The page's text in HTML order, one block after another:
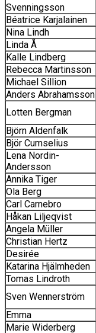
Svenningsson
Béatrice Karjalainen
Nina Lindh
Linda Å
Kalle Lindberg
Rebecca Martinsson
Michael Sillion
Anders Abrahamsson
Lotten Bergman
Björn Aldenfalk
Björ Cumselius
Lena Nordin-
Andersson
Annika Tiger
Ola Berg
Carl Carnebro
Håkan Liljeqvist
Angela Müller
Christian Hertz
Desirée
Katarina Hjälmheden
Tomas Lindroth
Sven Wennerström
Emma
Marie Widerberg